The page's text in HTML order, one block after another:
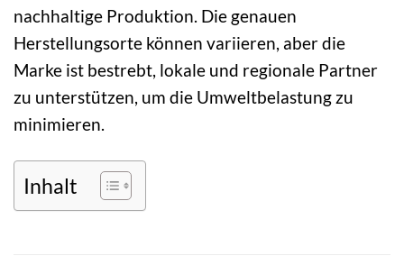
nachhaltige Produktion. Die genauen
Herstellungsorte können variieren, aber die
Marke ist bestrebt, lokale und regionale Partner
zu unterstützen, um die Umweltbelastung zu
minimieren.
Inhalt